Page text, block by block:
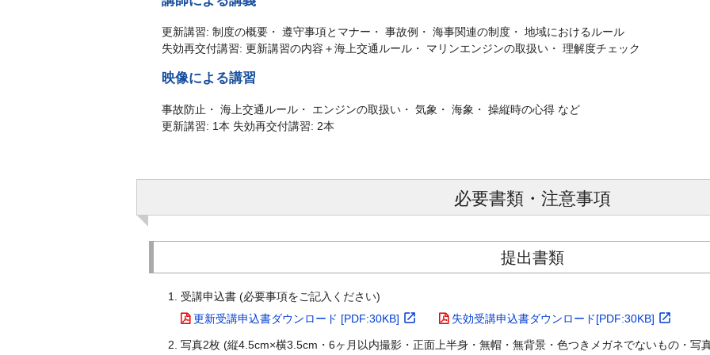
更新講習: 制度の概要・ 遵守事項とマナー・ 事故例・ 海事関連の制度・ 地域におけるルール
失効再交付講習: 更新講習の内容＋海上交通ルール・ マリンエンジンの取扱い・ 理解度チェック
映像による講習
事故防止・ 海上交通ルール・ エンジンの取扱い・ 気象・ 海象・ 操縦時の心得 など
更新講習: 1本 失効再交付講習: 2本
必要書類・注意事項
提出書類
受講申込書 (必要事項をご記入ください)
更新受講申込書ダウンロード [PDF:30KB]
失効受講申込書ダウンロード[PDF:30KB]
写真2枚 (縦4.5cm×横3.5cm・6ヶ月以内撮影・正面上半身・無帽・無背景・色つきメガネでないもの・写